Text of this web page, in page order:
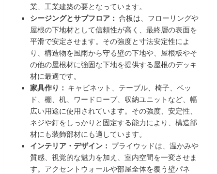
業、工業建築の要となっています。
シージングとサブフロア： 合板は、フローリングや
屋根の下地材として信頼性が高く、最終層の表面を
平滑で安定させます。その強度と寸法安定性によ
り、構造物を風雨から守る壁の下地や、屋根板やそ
の他の屋根材に強固な下地を提供する屋根のデッキ
材に最適です。
家具作り： キャビネット、テーブル、椅子、ベッ
ド、棚、机、ワードローブ、収納ユニットなど、幅
広い用途に使用されています。その強度、安定性、
ネジや釘をしっかりと固定する能力により、構造部
材にも装飾部材にも適しています。
インテリア・デザイン： プライウッドは、温かみや
質感、視覚的な魅力を加え、室内空間を一変させま
す。アクセントウォールや部屋全体を覆う壁パネ